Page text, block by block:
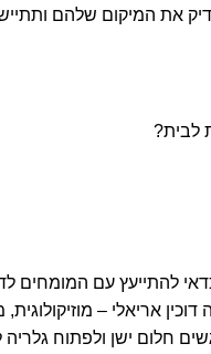
את המיקום שלהם
לבית?
להתייעץ עם המומחים
אריאלי –
חלום ישן ולפתוח